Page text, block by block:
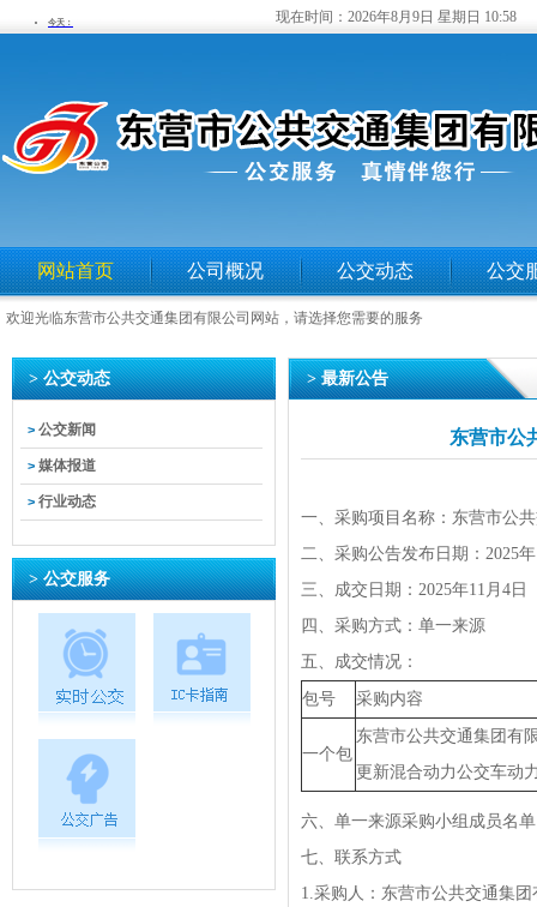
现在时间： 2026年8月9日 星期日 10:58
网站首页 公司概况 公交动态 公交
欢迎光临东营市公共交通集团有限公司网站，请选择您需要的服务
> 公交动态
> 公交新闻
> 媒体报道
> 行业动态
> 公交服务
> 最新公告
东营市公
一、采购项目名称：东营市公
二、采购公告发布日期：2025
三、成交日期：2025年11月4日
四、采购方式：单一来源
五、成交情况：
包号 采购内容
一个包
东营市公共交通集团有
更新混合动力公交车动
六、单一来源采购小组成员名
七、联系方式
1.采购人：东营市公共交通集